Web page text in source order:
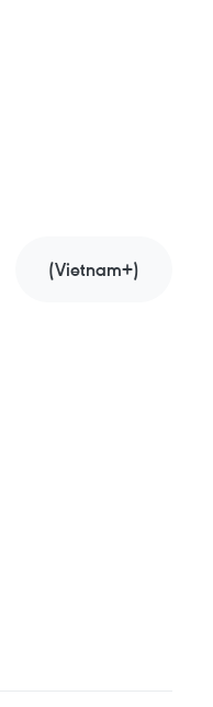
(Vietnam+)